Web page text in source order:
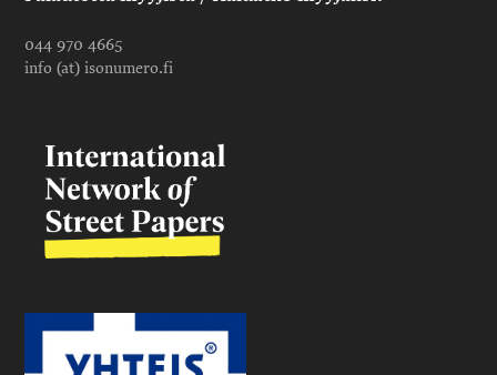
044 970 4665
info (at) isonumero.fi